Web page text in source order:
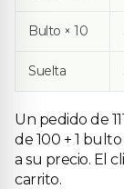
Bulto × 10
Suelta
Un pedido de
de 100 + 1
a su precio. El
carrito.